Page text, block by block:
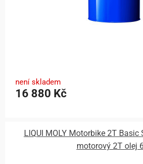
není skladem
16 880 Kč
LIQUI MOLY Motorbike 2T Basic
motorový 2T olej